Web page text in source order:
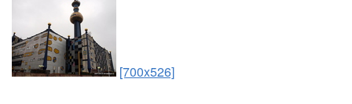
[700x526]